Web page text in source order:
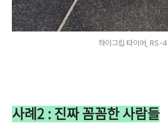
하이그립 타이어, RS-4
사례2 : 진짜 꼼꼼한 사람들